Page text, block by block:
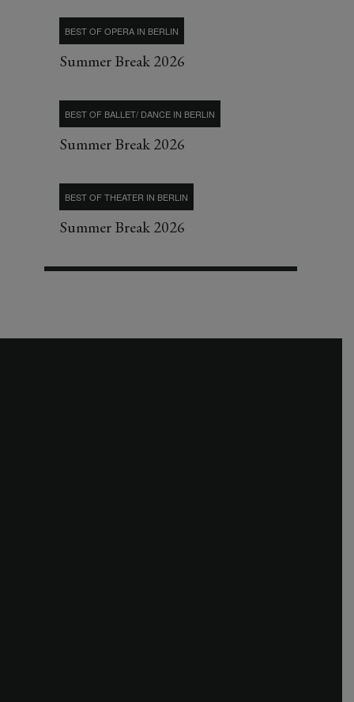
BEST OF OPERA IN BERLIN
Summer Break 2026
BEST OF BALLET/ DANCE IN BERLIN
Summer Break 2026
BEST OF THEATER IN BERLIN
Summer Break 2026